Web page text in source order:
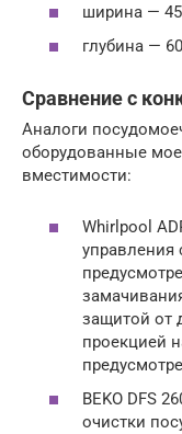
ширина —
глубина —
Сравнение с
Аналоги
оборудованные
вместимости:
Whirlpool
управления
защитой от
проекцией
BEKO DFS
очистки